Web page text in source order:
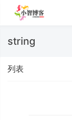
string
列表